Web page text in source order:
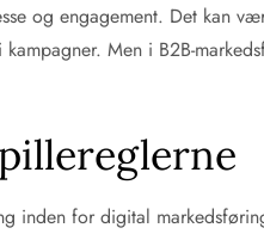
og engagement. Det kan
Men i B2B-
inden for digital